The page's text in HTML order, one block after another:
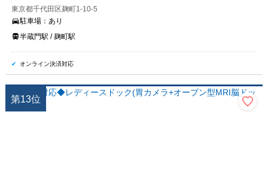
東京都千代田区麹町1-10-5
駐車場： あり
半蔵門駅 / 麹町駅
オンライン決済対応
第13位